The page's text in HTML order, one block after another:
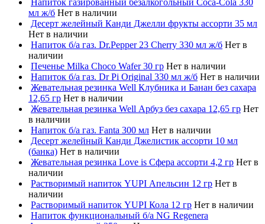
мл ж/б Нет в наличии
Десерт желейный Канди Джелли фрукты ассорти 35 мл
Нет в наличии
Напиток б/а газ. Dr.Pepper 23 Cherry 330 мл ж/б Нет в
наличии
Печенье Milka Choco Wafer 30 гр Нет в наличии
Напиток б/а газ. Dr Pi Original 330 мл ж/б Нет в наличии
Жевательная резинка Well Клубника и Банан без сахара
12,65 гр Нет в наличии
Жевательная резинка Well Арбуз без сахара 12,65 гр Нет
в наличии
Напиток б/а газ. Fanta 300 мл Нет в наличии
Десерт желейный Канди Джелистик ассорти 10 мл
(банка) Нет в наличии
Жевательная резинка Love is Сфера ассорти 4,2 гр Нет в
наличии
Растворимый напиток YUPI Апельсин 12 гр Нет в
наличии
Растворимый напиток YUPI Кола 12 гр Нет в наличии
Напиток функциональный б/а NG Regenera